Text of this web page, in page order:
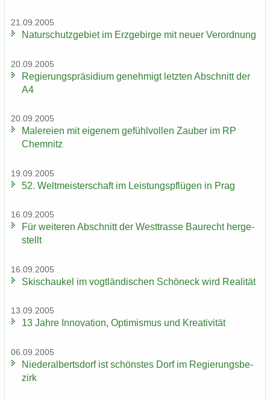
21.09.2005
Na­tur­schutz­ge­biet im Erz­ge­bir­ge mit neuer Ver­ord­nung
20.09.2005
Re­gie­rungs­prä­si­di­um ge­neh­migt letz­ten Ab­schnitt der
A4
20.09.2005
Ma­le­rei­en mit ei­ge­nem ge­fühl­vol­len Zau­ber im RP
Chem­nitz
19.09.2005
52. Welt­meis­ter­schaft im Leis­tungs­pflü­gen in Prag
16.09.2005
Für wei­te­ren Ab­schnitt der West­tras­se Bau­recht her­ge­
stellt
16.09.2005
Ski­schau­kel im vogt­län­di­schen Schöneck wird Rea­li­tät
13.09.2005
13 Jahre In­no­va­ti­on, Op­ti­mis­mus und Krea­ti­vi­tät
06.09.2005
Nie­der­al­berts­dorf ist schöns­tes Dorf im Re­gie­rungs­be­
zirk